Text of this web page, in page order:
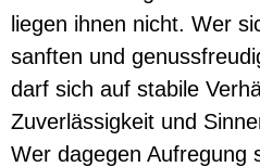
liegen ihnen nicht. Wer
sanften und
darf sich auf stabile
Zuverlässigkeit und
Wer dagegen Aufregung